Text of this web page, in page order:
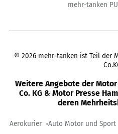
mehr-tanken
© 2026 mehr-tanken ist Teil der
Weitere Angebote der
Co. KG & Motor Presse
deren
Aerokurier Auto Motor und Sport